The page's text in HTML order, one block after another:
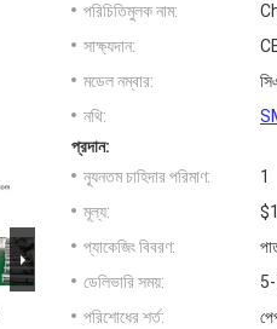
পরিচিতিমুলক নাম:
সাক্ষ্যদান:
মডেল নম্বার:
নথি:
প্রদান:
ন্যূনতম চাহিদার পরিমাণ:
1
মূল্য:
প্যাকেজিং বিবরণ:
ডেলিভারি সময়:
5-
পরিশোধের শর্ত: